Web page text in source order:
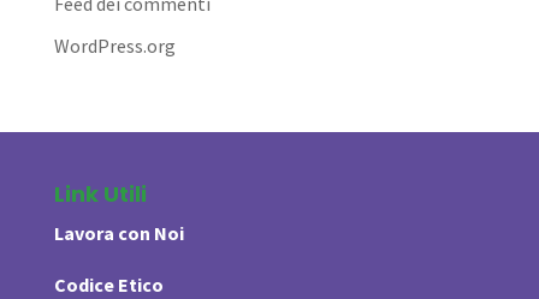
WordPress.org
Link Utili
Lavora con Noi
Codice Etico